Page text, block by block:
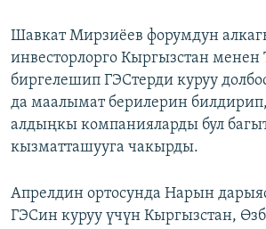
Шавкат Мирзиёев форумдун
инвесторлорго Кыргызстан менен
биргелешип ГЭСтерди куруу
да маалымат берилерин
алдыңкы компанияларды бул
кызматташууга чакырды.
Апрелдин ортосунда Нарын
ГЭСин куруу үчүн Кыргызстан,